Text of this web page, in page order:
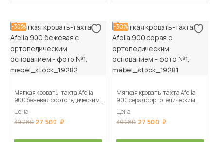
-30%
Мягкая кровать-тахта Afelia
900 бежевая с ортопедическим
Цена
39 280 27 500
-30%
Мягкая кровать-тахта Afelia
900 серая с ортопедическим
Цена
39 280 27 500